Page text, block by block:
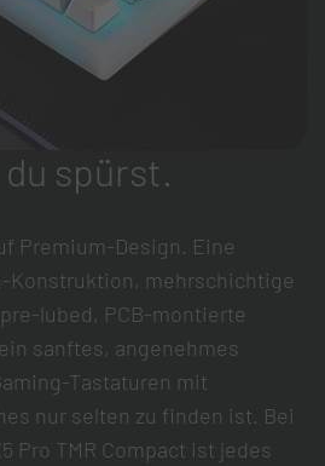
spürst.
Premium-Design. Eine
Konstruktion, mehrschichtige
lubed, PCB-montierte
sanftes, angenehmes
Tastaturen mit
nur selten zu finden ist. Bei
Pro TMR Compact ist jedes